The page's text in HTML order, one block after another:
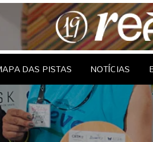
CONTATO
Brasil
DAS PISTAS NOTÍCIAS